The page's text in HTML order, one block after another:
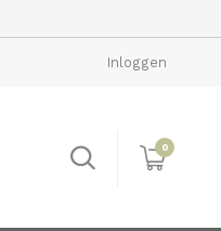
Inloggen
0